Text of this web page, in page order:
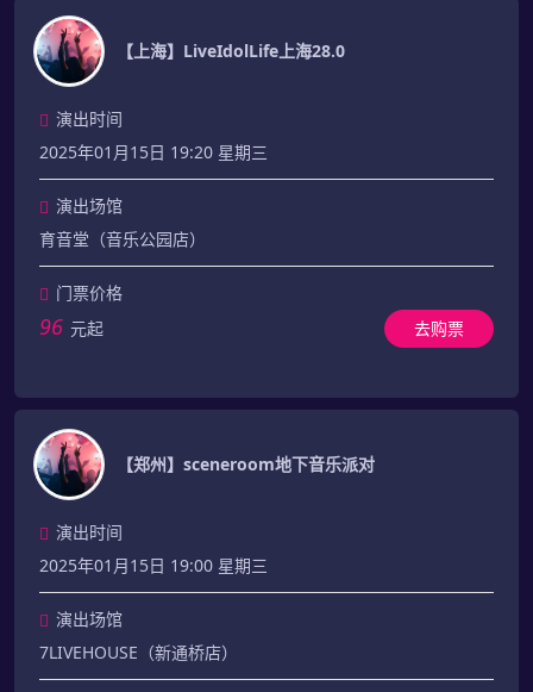
【上海】LiveIdolLife上海28.0
演出时间
2025年01月15日 19:20 星期三
演出场馆
育音堂（音乐公园店）
门票价格
96 元起 去购票
【郑州】sceneroom地下音乐派对
演出时间
2025年01月15日 19:00 星期三
演出场馆
7LIVEHOUSE（新通桥店）